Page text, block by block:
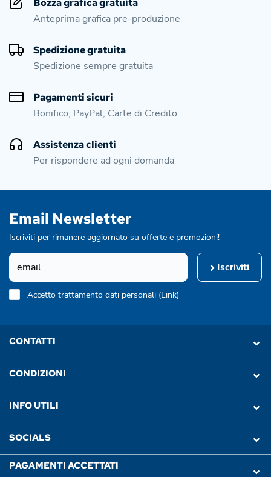
Bozza grafica gratuita
Anteprima grafica pre-produzione
Spedizione gratuita
Spedizione sempre gratuita
Pagamenti sicuri
Bonifico, PayPal, Carte di Credito
Assistenza clienti
Per rispondere ad ogni domanda
Email Newsletter
Iscriviti per rimanere aggiornato su offerte e promozioni!
Iscriviti
Accetto trattamento dati personali (Link)
CONTATTI
CONDIZIONI
INFO UTILI
SOCIALS
PAGAMENTI ACCETTATI